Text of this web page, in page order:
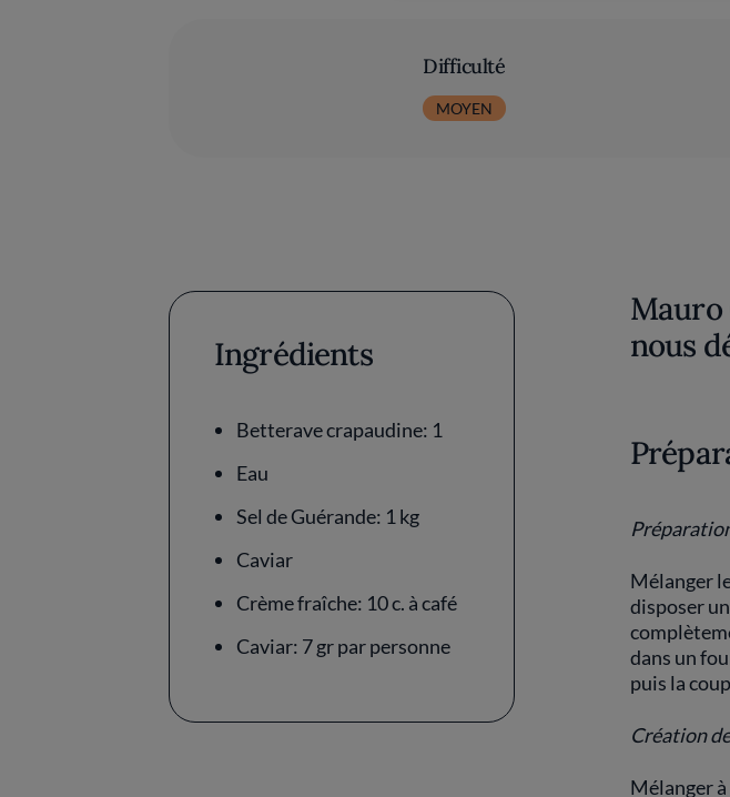
Difficulté
MOYEN
Ingrédients
Betterave crapaudine: 1
Eau
Sel de Guérande: 1 kg
Caviar
Crème fraîche: 10 c. à café
Caviar: 7 gr par personne
Mauro
nous
Mélanger
disposer
dans un
puis la
Création
Mélanger